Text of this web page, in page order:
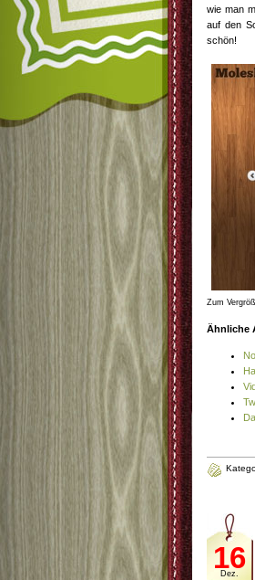
wie man
auf den
schön!
Zum
Ähnliche
16
Dez.